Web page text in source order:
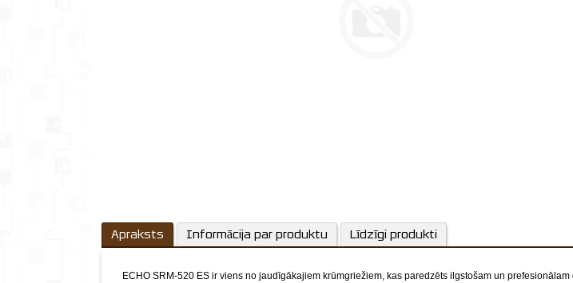
Apraksts Informācija par produktu Līdzīgi produkti
ECHO SRM-520 ES ir viens no jaudīgākajiem krūmgriežiem, kas paredzēts ilgstošam un